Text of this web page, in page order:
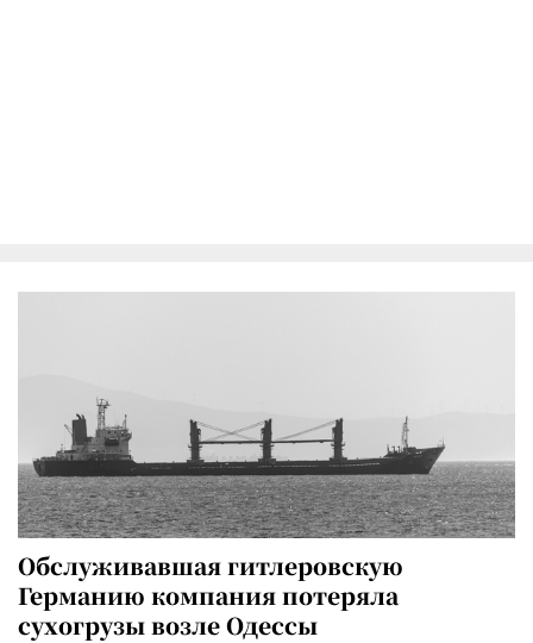
Обслуживавшая гитлеровскую
Германию компания потеряла
сухогрузы возле Одессы